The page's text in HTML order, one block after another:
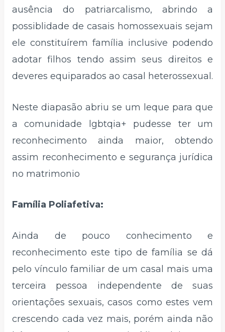
ausência do patriarcalismo, abrindo a
possiblidade de casais homossexuais sejam
ele constituírem família inclusive podendo
adotar filhos tendo assim seus direitos e
deveres equiparados ao casal heterossexual.
Neste diapasão abriu se um leque para que
a comunidade lgbtqia+ pudesse ter um
reconhecimento ainda maior, obtendo
assim reconhecimento e segurança jurídica
no matrimonio
Família Poliafetiva:
Ainda de pouco conhecimento e
reconhecimento este tipo de família se dá
pelo vínculo familiar de um casal mais uma
terceira pessoa independente de suas
orientações sexuais, casos como estes vem
crescendo cada vez mais, porém ainda não